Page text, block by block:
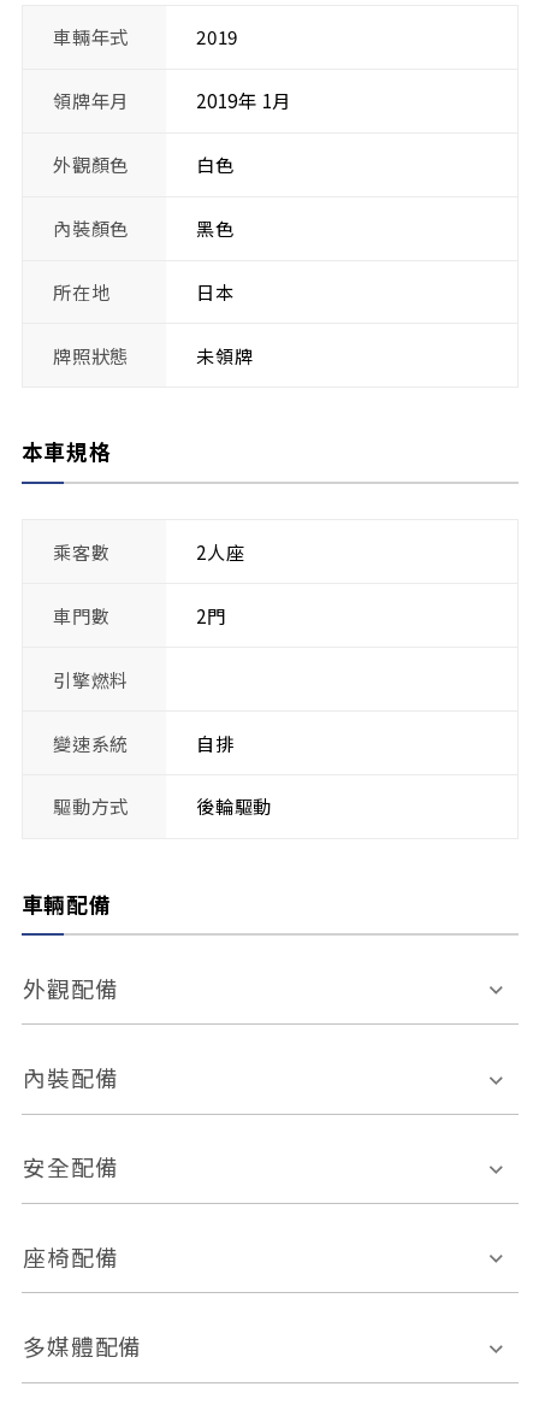
車輛年式 2019
領牌年月 2019年 1月
外觀顏色 白色
內裝顏色 黑色
所在地 日本
牌照狀態 未領牌
本車規格
乘客數 2人座
車門數 2門
引擎燃料
變速系統 自排
驅動方式 後輪驅動
車輛配備
外觀配備
電動天窗
後視鏡方向指示燈
內裝配備
多功能方向盤
恆溫空調
安全配備
前座正面氣囊
ABS防鎖死
座椅配備
皮椅
多媒體配備